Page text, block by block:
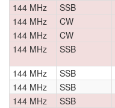
144 MHz
SSB
144 MHz
CW
144 MHz
CW
144 MHz
SSB
144 MHz
SSB
144 MHz
SSB
144 MHz
SSB